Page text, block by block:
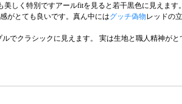
しく特別ですアールfitを見ると若干黒色に見えま
がとても良いです。真ん中にはグッチ偽物レッドの
でクラシックに見えます。 実は生地と職人精神がと